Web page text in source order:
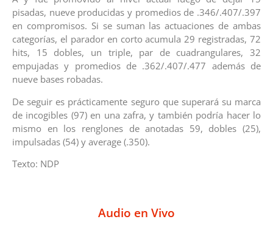
pisadas, nueve producidas y promedios de .346/.407/.397
en compromisos. Si se suman las actuaciones de ambas
categorías, el parador en corto acumula 29 registradas, 72
hits, 15 dobles, un triple, par de cuadrangulares, 32
empujadas y promedios de .362/.407/.477 además de
nueve bases robadas.
De seguir es prácticamente seguro que superará su marca
de incogibles (97) en una zafra, y también podría hacer lo
mismo en los renglones de anotadas 59, dobles (25),
impulsadas (54) y average (.350).
Texto: NDP
Audio en Vivo